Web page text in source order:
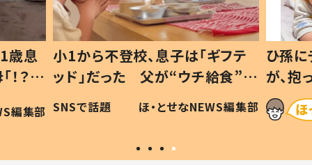
歳息
？」
編集部
小1から不登校、息子は「ギフテ
ッド」だった 父が“ウチ給食”を
作り続ける理由とは #令和の親
#令和の子
SNSで話題 ほ・とせなNEWS編集部
ひ孫
が、
「涙が
い」